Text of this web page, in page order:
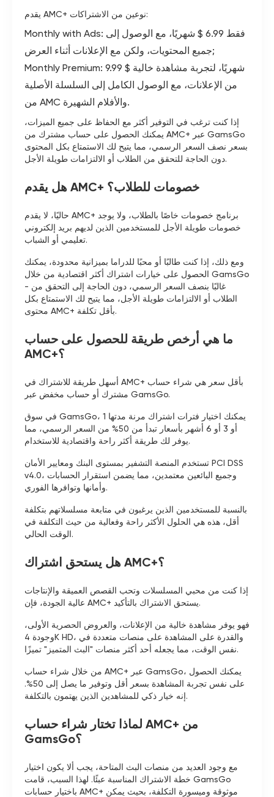
يقدم AMC+ نوعين من الاشتراكات:
Monthly with Ads: فقط 6.99 $ شهريًا، مع الوصول إلى
جميع المحتويات، ولكن مع الإعلانات أثناء العرض;
Monthly Premium: 9.99 $ شهريًا، لتجربة مشاهدة خالية
من الإعلانات، مع الوصول الكامل إلى السلسلة الأصلية
من AMC والأفلام الشهيرة.
إذا كنت ترغب في التوفير أكثر مع الحفاظ على جميع الميزات،
يمكنك الحصول على حساب مشترك من AMC+ عبر GamsGo
بسعر نصف السعر الرسمي، مما يتيح لك الاستمتاع بكل المحتوى
دون الحاجة للتحقق من الطلاب أو الالتزامات طويلة الأجل.
هل يقدم AMC+ خصومات للطلاب؟
حاليًا، لا يقدم AMC+ برنامج خصومات خاصًا بالطلاب، ولا يوجد
خصومات طويلة الأجل للمستخدمين الذين لديهم بريد إلكتروني
تعليمي أو الشباب.
ومع ذلك، إذا كنت طالبًا أو محبًا للدراما بميزانية محدودة، يمكنك
الحصول على خيارات اشتراك أكثر اقتصادية من خلال GamsGo
- غالبًا بنصف السعر الرسمي، دون الحاجة إلى التحقق من
الطلاب أو الالتزامات طويلة الأجل، مما يتيح لك الاستمتاع بكل
محتوى AMC+ بأقل تكلفة.
ما هي أرخص طريقة للحصول على حساب
AMC+؟
أسهل طريقة للاشتراك في AMC+ بأقل سعر هي شراء حساب
مشترك أو حساب مخفض عبر GamsGo.
في سوق GamsGo، يمكنك اختيار فترات اشتراك مرنة مدتها 1
أو 3 أو 6 أشهر بأسعار تبدأ من 50% من السعر الرسمي، مما
يوفر لك طريقة أكثر راحة واقتصادية للاستخدام.
تستخدم المنصة التشفير بمستوى البنك ومعايير الأمان PCI DSS
v4.0، وجميع البائعين معتمدين، مما يضمن استقرار الحسابات
وأمانها وتوافرها الفوري.
بالنسبة للمستخدمين الذين يرغبون في متابعة مسلسلاتهم بتكلفة
أقل، هذه هي الحلول الأكثر راحة وفعالية من حيث التكلفة في
الوقت الحالي.
هل يستحق اشتراك AMC+؟
إذا كنت من محبي المسلسلات وتحب القصص العميقة والإنتاجات
عالية الجودة، فإن AMC+ يستحق الاشتراك بالتأكيد.
فهو يوفر مشاهدة خالية من الإعلانات، والعروض الحصرية الأولى،
وجودة 4K HD، والقدرة على المشاهدة على منصات متعددة في
نفس الوقت، مما يجعله أحد أكثر منصات "البث المتميز" تميزًا.
من خلال شراء حساب AMC+ عبر GamsGo، يمكنك الحصول
على نفس تجربة المشاهدة بسعر أقل وتوفير ما يصل إلى 50%.
إنه خيار ذكي للمشاهدين الذين يهتمون بالتكلفة.
لماذا تختار شراء حساب AMC+ من
GamsGo؟
مع وجود العديد من منصات البث المتاحة، يجب ألا يكون اختيار
خطة الاشتراك المناسبة عبئًا. لهذا السبب، قامت GamsGo
باختيار حسابات AMC+ موثوقة وميسورة التكلفة، بحيث يمكن